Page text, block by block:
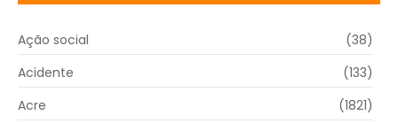
Ação social
(38)
Acidente
(133)
Acre
(1821)